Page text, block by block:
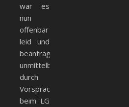
war es
nun
offenbar
leid und
beantragte
unmittelbar
durch
Vorsprache
beim LG